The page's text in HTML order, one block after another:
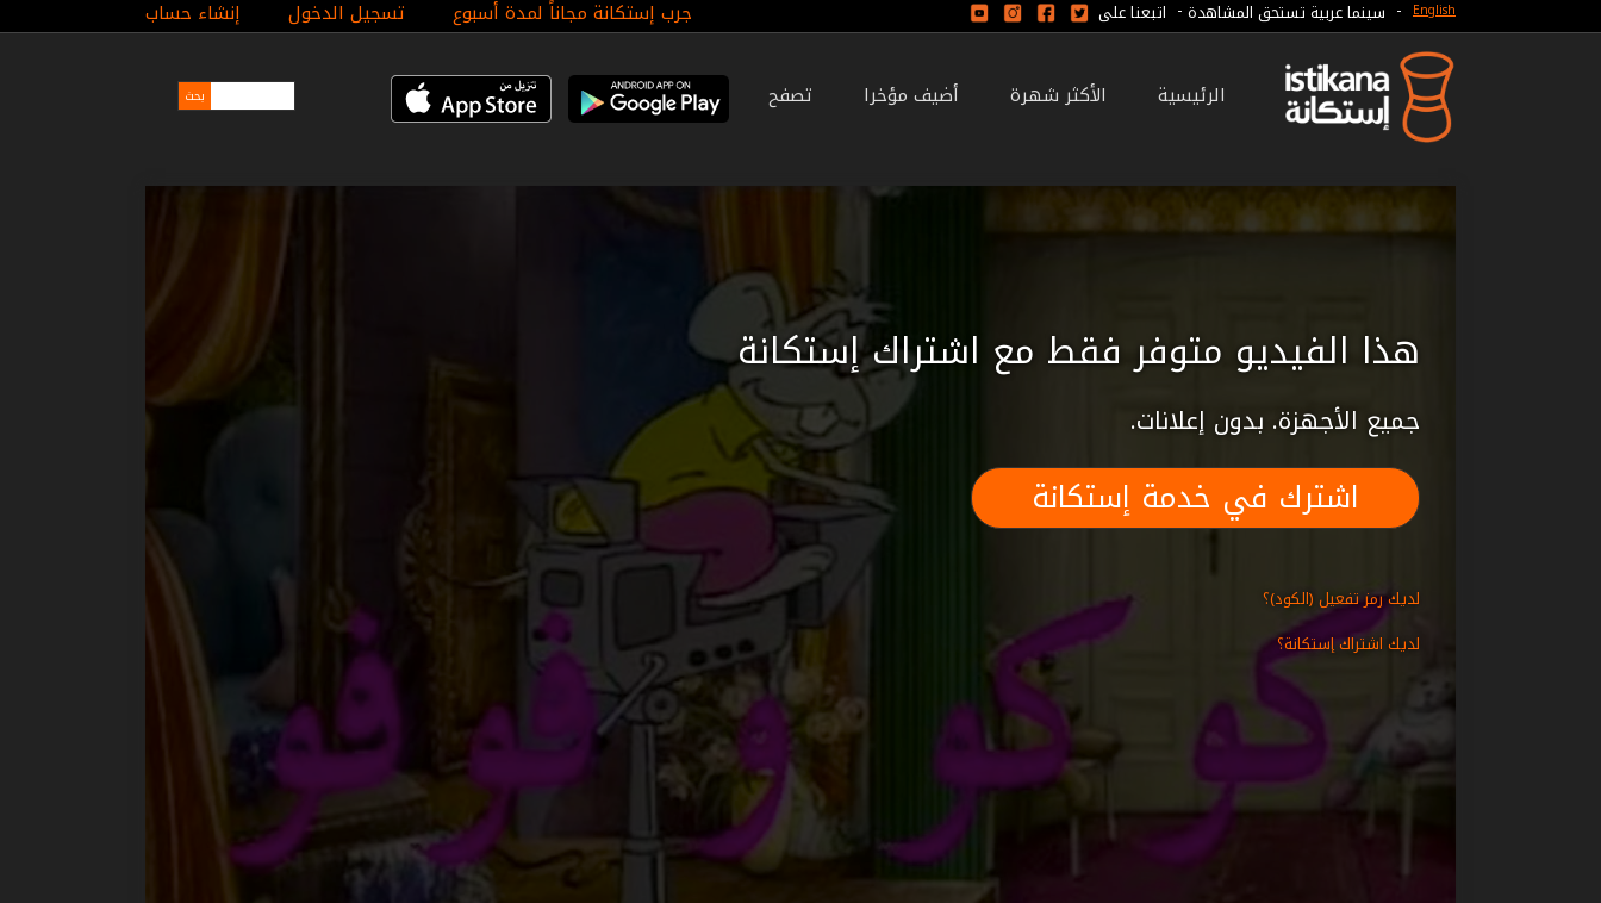
جرب إستكانة مجاناً لمدة أسبوع تسجيل الدخول إنشاء حساب English
- سينما عربية تستحق المشاهدة - اتبعنا على
الرئيسية الأكثر شهرة أضيف مؤخرا تصفح
هذا الفيديو متوفر فقط مع اشتراك إستكانة
جميع الأجهزة. بدون إعلانات.
اشترك في خدمة إستكانة
لديك رمز تفعيل (الكود)؟
لديك اشتراك إستكانة؟